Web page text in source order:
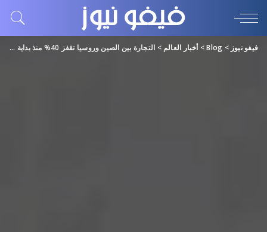
فيفو نيوز >
Blog
> أخبار العالم > التجارة بين الصين وروسيا تقفز 40% منذ بداية 2023